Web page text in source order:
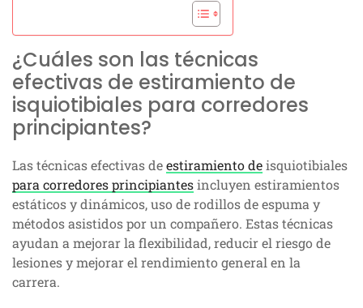
¿Cuáles son las técnicas
efectivas de estiramiento de
isquiotibiales para corredores
principiantes?
Las técnicas efectivas deestiramiento deisquiotibiales
para corredores principiantesincluyen estiramientos
estáticos y dinámicos, uso de rodillos de espuma y
métodos asistidos por un compañero. Estas técnicas
ayudan a mejorar la flexibilidad, reducir el riesgo de
lesiones y mejorar el rendimiento general en la
carrera.